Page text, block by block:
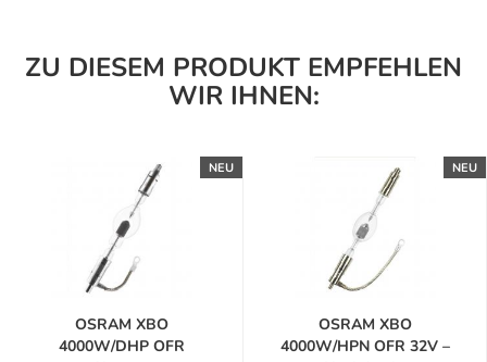
ZU DIESEM PRODUKT EMPFEHLEN
WIR IHNEN:
NEU
OSRAM XBO
4000W/DHP OFR
NEU
OSRAM XBO
4000W/HPN OFR 32V –